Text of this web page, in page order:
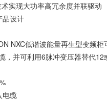
实现大功率高冗余度并联驱动
设计
NXC低谐波能量再生型变频
，并可利用6脉冲变压器替代
电缆